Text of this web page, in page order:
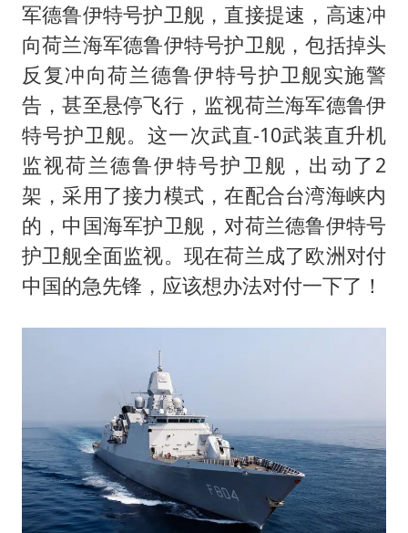
军德鲁伊特号护卫舰，直接提速，高速冲
向荷兰海军德鲁伊特号护卫舰，包括掉头
反复冲向荷兰德鲁伊特号护卫舰实施警
告，甚至悬停飞行，监视荷兰海军德鲁伊
特号护卫舰。这一次武直-10武装直升机
监视荷兰德鲁伊特号护卫舰，出动了2
架，采用了接力模式，在配合台湾海峡内
的，中国海军护卫舰，对荷兰德鲁伊特号
护卫舰全面监视。现在荷兰成了欧洲对付
中国的急先锋，应该想办法对付一下了！